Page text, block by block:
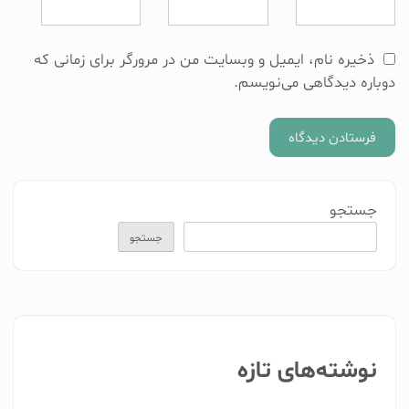
ذخیره نام، ایمیل و وبسایت من در مرورگر برای زمانی که
دوباره دیدگاهی می‌نویسم.
جستجو
جستجو
نوشته‌های تازه